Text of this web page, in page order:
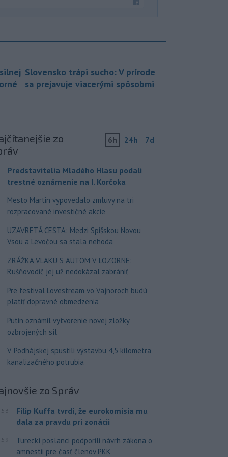
Slovensko trápi sucho: V prírode
sa prejavuje viacerými spôsobmi
zo
6h 24h 7d
Predstavitelia Mladého Hlasu podali
trestné oznámenie na I. Korčoka
Mesto Martin vypovedalo zmluvy na tri
rozpracované investičné akcie
UZAVRETÁ CESTA: Medzi Spišskou Novou
Vsou a Levočou sa stala nehoda
ZRÁŽKA VLAKU S AUTOM V LOZORNE:
Rušňovodič jej už nedokázal zabrániť
Pre festival Lovestream vo Vajnoroch budú
platiť dopravné obmedzenia
Putin oznámil vytvorenie novej zložky
ozbrojených síl
V Podhájskej spustili výstavbu 4,5 kilometra
kanalizačného potrubia
zo Správ
Filip Kuffa tvrdí, že eurokomisia mu
dala za pravdu pri zonácii
Tureckí poslanci podporili návrh zákona o
amnestii pre časť členov PKK